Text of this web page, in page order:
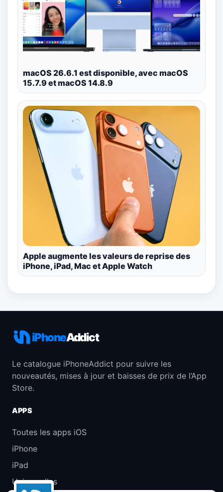
macOS 26.6.1 est disponible, avec macOS
15.7.9 et macOS 14.8.9
Apple augmente les valeurs de reprise des
iPhone, iPad, Mac et Apple Watch
iPhoneAddict
Le catalogue iPhoneAddict pour suivre les
nouveautés, mises à jour et baisses de prix de l’App
Store.
APPS
Toutes les apps iOS
iPhone
iPad
Universelles